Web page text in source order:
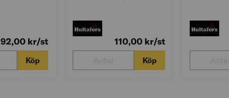
92,00 kr/st
Köp
110,00 kr/st
Köp